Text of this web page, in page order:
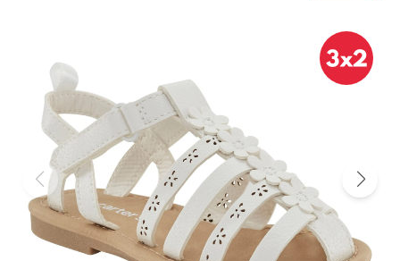
Peques
Calzado
Club
Carter
OUTLET
Skip-